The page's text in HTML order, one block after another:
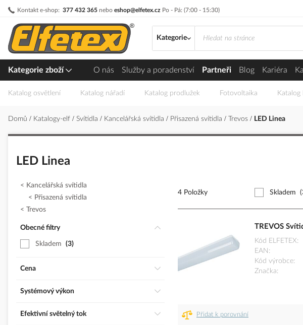
Kontakt e-shop: 377 432 365 nebo eshop@elfetex.cz Po - Pá: (7:00 - 15:30)
Přejít
obsah
Kategorie
Kategorie zboží O nás Služby a poradenství Partneři Blog Kariéra
Katalog osvětlení Katalog nářadí Katalog prodlužek Fotovoltaika Katalog
Domů Katalogy-elf Svítidla Kancelářská svítidla Přisazená svítidla Trevos LED Linea
LED Linea
4 Položky Skladem
TREVOS
Kód ELFETEX
EAN
Kód výrobce
Značka
Přidat k porovnání
Kancelářská svítidla
Přisazená svítidla
Trevos
Obecné filtry
Skladem 3
Cena
Systémový výkon
Efektivní světelný tok